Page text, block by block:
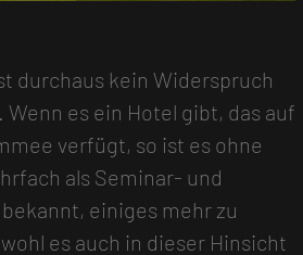
durchaus kein Widerspruch
es ein Hotel gibt, das auf
verfügt, so ist es ohne
als Seminar- und
einiges mehr zu
es auch in dieser Hinsicht